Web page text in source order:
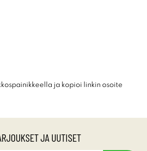
ja kopioi linkin osoite
JA UUTISET